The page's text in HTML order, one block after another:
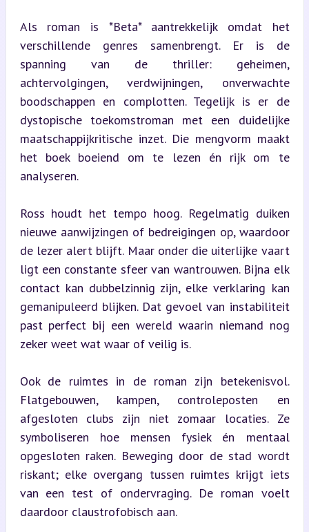
Als roman is *Beta* aantrekkelijk omdat het
verschillende genres samenbrengt. Er is de
spanning van de thriller: geheimen,
achtervolgingen, verdwijningen, onverwachte
boodschappen en complotten. Tegelijk is er de
dystopische toekomstroman met een duidelijke
maatschappijkritische inzet. Die mengvorm maakt
het boek boeiend om te lezen én rijk om te
analyseren.
Ross houdt het tempo hoog. Regelmatig duiken
nieuwe aanwijzingen of bedreigingen op, waardoor
de lezer alert blijft. Maar onder die uiterlijke vaart
ligt een constante sfeer van wantrouwen. Bijna elk
contact kan dubbelzinnig zijn, elke verklaring kan
gemanipuleerd blijken. Dat gevoel van instabiliteit
past perfect bij een wereld waarin niemand nog
zeker weet wat waar of veilig is.
Ook de ruimtes in de roman zijn betekenisvol.
Flatgebouwen, kampen, controleposten en
afgesloten clubs zijn niet zomaar locaties. Ze
symboliseren hoe mensen fysiek én mentaal
opgesloten raken. Beweging door de stad wordt
riskant; elke overgang tussen ruimtes krijgt iets
van een test of ondervraging. De roman voelt
daardoor claustrofobisch aan.